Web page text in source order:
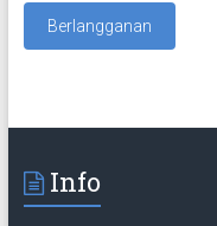
a
i
Info